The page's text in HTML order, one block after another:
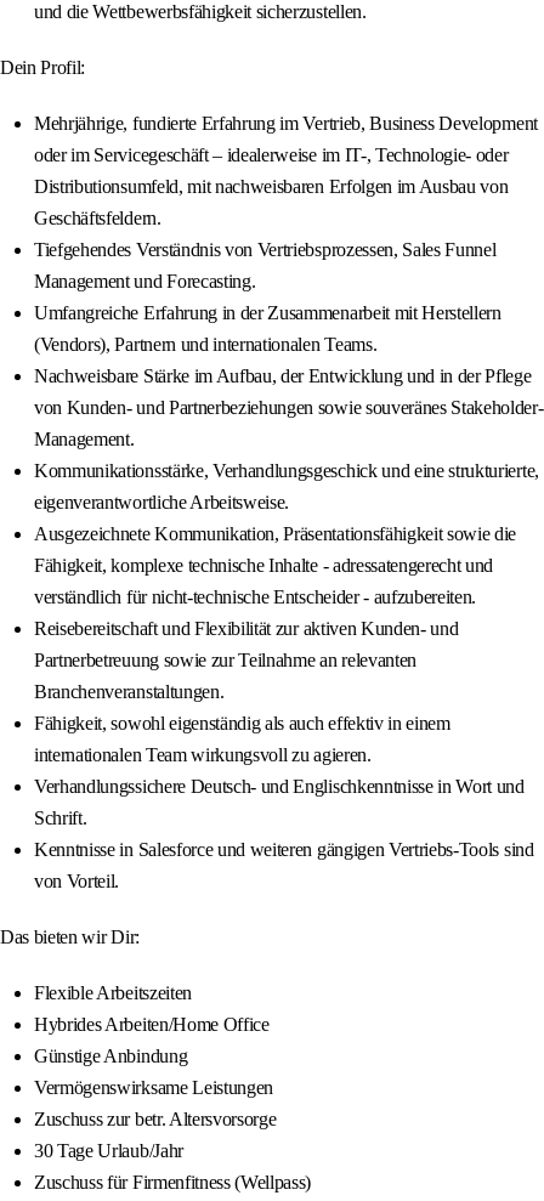
und die Wettbewerbsfähigkeit sicherzustellen.
Dein Profil:
Mehrjährige, fundierte Erfahrung im Vertrieb, Business Development
oder im Servicegeschäft – idealerweise im IT-, Technologie- oder
Distributionsumfeld, mit nachweisbaren Erfolgen im Ausbau von
Geschäftsfeldern.
Tiefgehendes Verständnis von Vertriebsprozessen, Sales Funnel
Management und Forecasting.
Umfangreiche Erfahrung in der Zusammenarbeit mit Herstellern
(Vendors), Partnern und internationalen Teams.
Nachweisbare Stärke im Aufbau, der Entwicklung und in der Pflege
von Kunden- und Partnerbeziehungen sowie souveränes Stakeholder-
Management.
Kommunikationsstärke, Verhandlungsgeschick und eine strukturierte,
eigenverantwortliche Arbeitsweise.
Ausgezeichnete Kommunikation, Präsentationsfähigkeit sowie die
Fähigkeit, komplexe technische Inhalte - adressatengerecht und
verständlich für nicht-technische Entscheider - aufzubereiten.
Reisebereitschaft und Flexibilität zur aktiven Kunden- und
Partnerbetreuung sowie zur Teilnahme an relevanten
Branchenveranstaltungen.
Fähigkeit, sowohl eigenständig als auch effektiv in einem
internationalen Team wirkungsvoll zu agieren.
Verhandlungssichere Deutsch- und Englischkenntnisse in Wort und
Schrift.
Kenntnisse in Salesforce und weiteren gängigen Vertriebs-Tools sind
von Vorteil.
Das bieten wir Dir:
Flexible Arbeitszeiten
Hybrides Arbeiten/Home Office
Günstige Anbindung
Vermögenswirksame Leistungen
Zuschuss zur betr. Altersvorsorge
30 Tage Urlaub/Jahr
Zuschuss für Firmenfitness (Wellpass)